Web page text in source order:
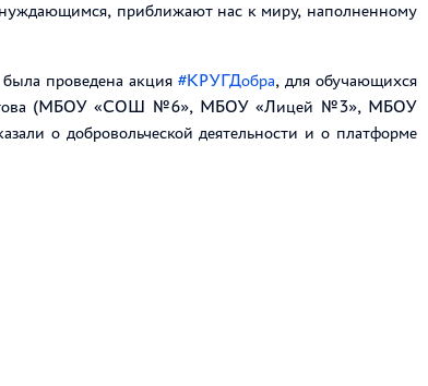
приближают нас к миру, наполненному
проведена акция#КРУГДобра, для обучающихся
(МБОУ «СОШ №6», МБОУ «Лицей №3», МБОУ
о добровольческой деятельности и о платформе